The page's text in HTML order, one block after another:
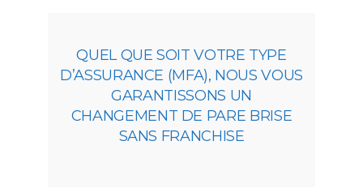
QUEL QUE SOIT VOTRE TYPE
D’ASSURANCE (MFA), NOUS VOUS
GARANTISSONS UN
CHANGEMENT DE PARE BRISE
SANS FRANCHISE